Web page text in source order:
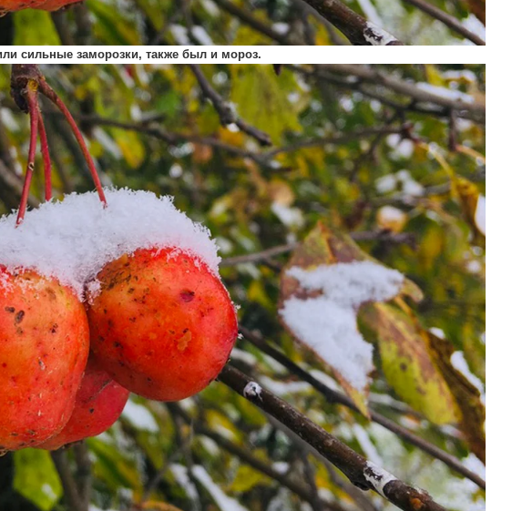
сильные заморозки, также был и мороз.